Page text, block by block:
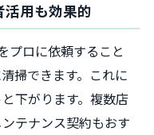
活用も効果的
プロに依頼すること
掃できます。これに
下がります。複数店
テナンス契約もおす